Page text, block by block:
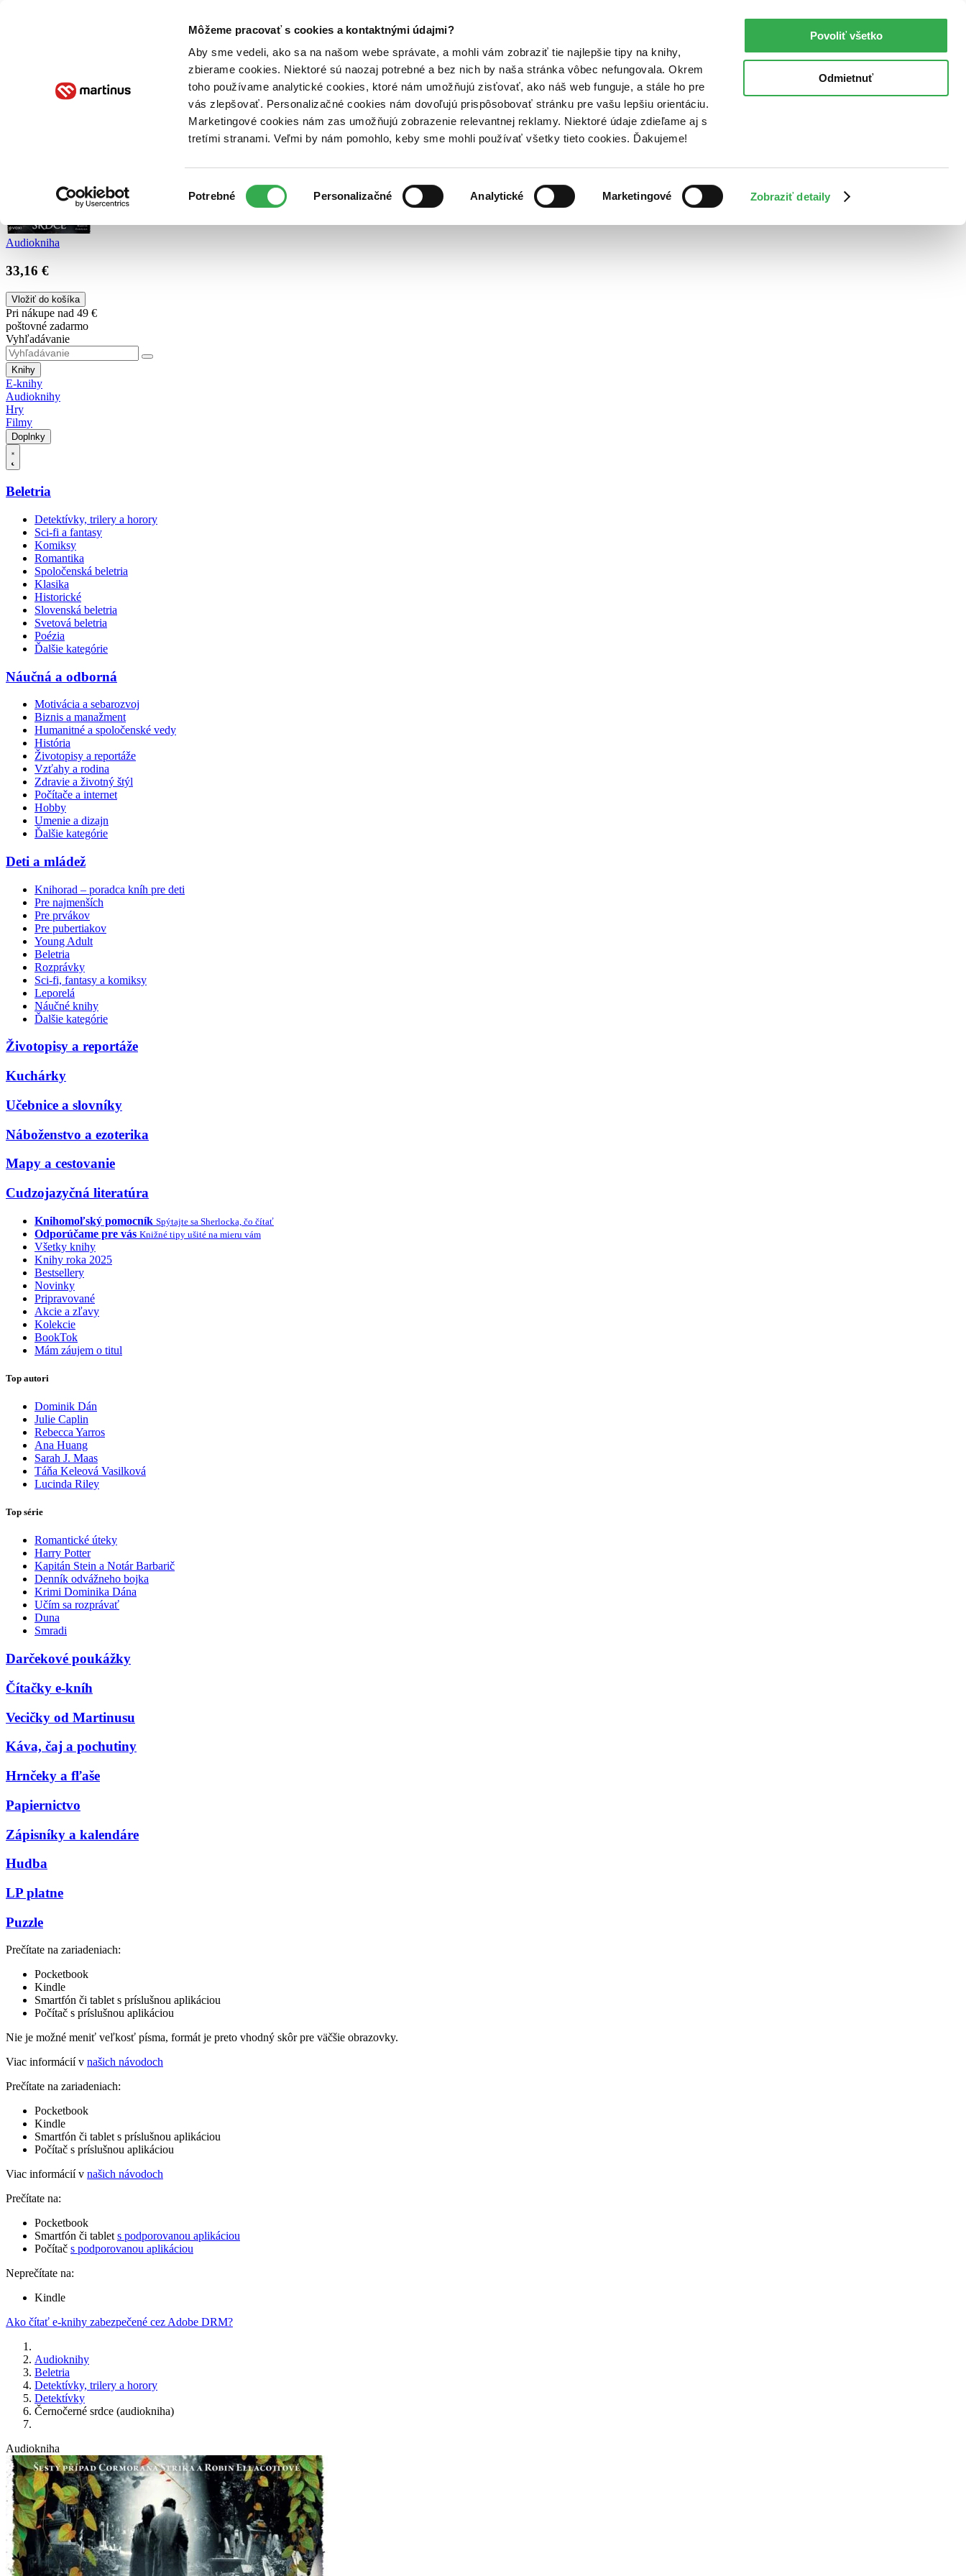
Môžeme pracovať s cookies a kontaktnými údajmi?
Aby sme vedeli, ako sa na našom webe správate, a mohli vám zobraziť tie najlepšie tipy na knihy,
zbierame cookies. Niektoré sú naozaj potrebné a bez nich by naša stránka vôbec nefungovala. Okrem
toho používame analytické cookies, ktoré nám umožňujú zisťovať, ako náš web funguje, a stále ho pre
vás zlepšovať. Personalizačné cookies nám dovoľujú prispôsobovať stránku pre vašu lepšiu orientáciu.
Marketingové cookies nám zas umožňujú zobrazenie relevantnej reklamy. Niektoré údaje zdieľame aj s
tretími stranami. Veľmi by nám pomohlo, keby sme mohli používať všetky tieto cookies. Ďakujeme!
súhlasu
Potrebné Personalizačné Analytické Marketingové Zobraziť detaily
Povoliť všetko
Odmietnuť
Poukážky Kontakt
Audiokniha
33,16 €
Vložiť do košíka
Pri nákupe nad 49 €
poštovné zadarmo
Vyhľadávanie
Knihy
E-knihy
Audioknihy
Hry
Filmy
Doplnky
Beletria
Detektívky, trilery a horory
Sci-fi a fantasy
Komiksy
Romantika
Spoločenská beletria
Klasika
Historické
Slovenská beletria
Svetová beletria
Poézia
Ďalšie kategórie
Náučná a odborná
Motivácia a sebarozvoj
Biznis a manažment
Humanitné a spoločenské vedy
História
Životopisy a reportáže
Vzťahy a rodina
Zdravie a životný štýl
Počítače a internet
Hobby
Umenie a dizajn
Ďalšie kategórie
Deti a mládež
Knihorad – poradca kníh pre deti
Pre najmenších
Pre prvákov
Pre pubertiakov
Young Adult
Beletria
Rozprávky
Sci-fi, fantasy a komiksy
Leporelá
Náučné knihy
Ďalšie kategórie
Životopisy a reportáže
Kuchárky
Učebnice a slovníky
Náboženstvo a ezoterika
Mapy a cestovanie
Cudzojazyčná literatúra
Knihomoľský pomocník Spýtajte sa Sherlocka, čo čítať
Odporúčame pre vás Knižné tipy ušité na mieru vám
Všetky knihy
Knihy roka 2025
Bestsellery
Novinky
Pripravované
Akcie a zľavy
Kolekcie
BookTok
Mám záujem o titul
Top autori
Dominik Dán
Julie Caplin
Rebecca Yarros
Ana Huang
Sarah J. Maas
Táňa Keleová Vasilková
Lucinda Riley
Top série
Romantické úteky
Harry Potter
Kapitán Stein a Notár Barbarič
Denník odvážneho bojka
Krimi Dominika Dána
Učím sa rozprávať
Duna
Smradi
Darčekové poukážky
Čítačky e-kníh
Vecičky od Martinusu
Káva, čaj a pochutiny
Hrnčeky a fľaše
Papiernictvo
Zápisníky a kalendáre
Hudba
LP platne
Puzzle
Prečítate na zariadeniach:
Pocketbook
Kindle
Smartfón či tablet s príslušnou aplikáciou
Počítač s príslušnou aplikáciou
Nie je možné meniť veľkosť písma, formát je preto vhodný skôr pre väčšie obrazovky.
Viac informácií v našich návodoch
Prečítate na zariadeniach:
Pocketbook
Kindle
Smartfón či tablet s príslušnou aplikáciou
Počítač s príslušnou aplikáciou
Viac informácií v našich návodoch
Prečítate na:
Pocketbook
Smartfón či tablet s podporovanou aplikáciou
Počítač s podporovanou aplikáciou
Neprečítate na:
Kindle
Ako čítať e-knihy zabezpečené cez Adobe DRM?
Audioknihy
Beletria
Detektívky, trilery a horory
Detektívky
Černočerné srdce (audiokniha)
Audiokniha